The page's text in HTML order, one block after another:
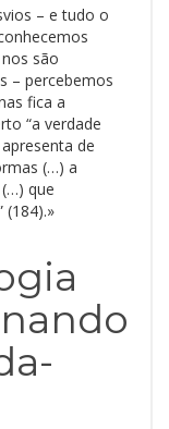
– e tudo o
são
– percebemos
fica a
“a verdade
de
(…) a
que
(184).»